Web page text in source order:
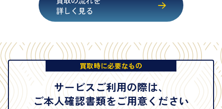
詳しく見る
買取時に必要なもの
サービスご利用の際は、
ご本人確認書類をご用意ください